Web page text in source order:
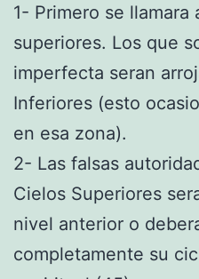
1- Primero se llamara
superiores. Los que
imperfecta seran
Inferiores (esto
en esa zona).
2- Las falsas
Cielos Superiores
nivel anterior o
completamente su